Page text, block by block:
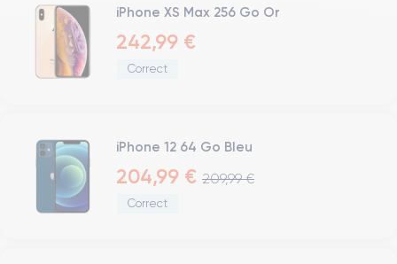
iPhone XS Max 256 Go Or
242,99 €
Correct
iPhone 12 64 Go Bleu
204,99 € 209,99 €
Correct